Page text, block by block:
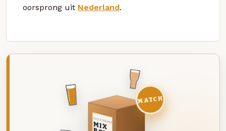
oorsprong uit Nederland.
DEZE MAAND
MIX
MATCH